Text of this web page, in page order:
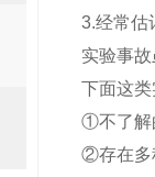
3.经常估
实验事
下面这
①不了解
②存在多